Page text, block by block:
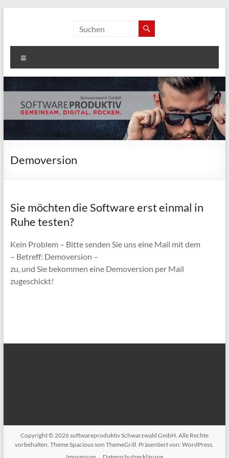
softwareproduktiv
Schwarzwald GmbH
Demoversion
Sie möchten die Software erst einmal in
Ruhe testen?
Kein Problem – Bitte senden Sie uns eine Mail mit dem
– Betreff: Demoversion –
zu, und Sie bekommen eine Demoversion per Mail
zugeschickt!
Copyright © 2026softwareproduktiv Schwarzwald GmbH. Alle Rechte
vorbehalten. ThemeSpaciousvon ThemeGrill. Präsentiert von:WordPress.